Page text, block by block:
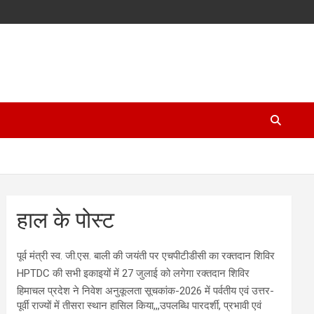
हाल के पोस्ट
पूर्व मंत्री स्व. जी.एस. बाली की जयंती पर एचपीटीडीसी का रक्तदान शिविर
HPTDC की सभी इकाइयों में 27 जुलाई को लगेगा रक्तदान शिविर
हिमाचल प्रदेश ने निवेश अनुकूलता सूचकांक-2026 में पर्वतीय एवं उत्तर-
पूर्वी राज्यों में तीसरा स्थान हासिल किया,,,उपलब्धि पारदर्शी, प्रभावी एवं